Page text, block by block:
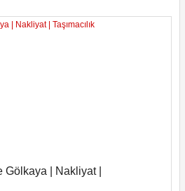
Gölkaya | Nakliyat |